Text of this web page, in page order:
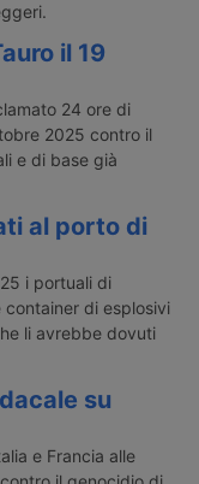
il 19
24 ore di
2025 contro il
e di base già
al porto di
i portuali di
di esplosivi
li avrebbe dovuti
su
e Francia alle